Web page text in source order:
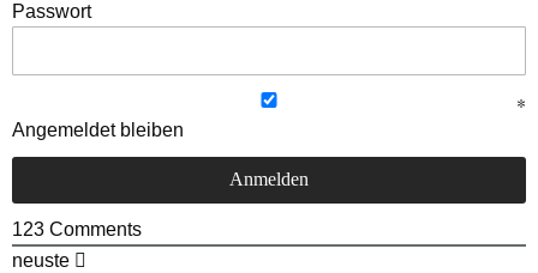
Passwort
Angemeldet bleiben
123 Comments
neuste